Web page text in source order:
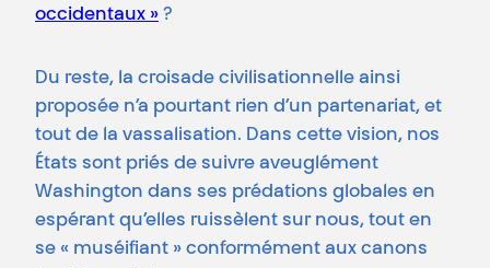
occidentaux » ?
Du reste, la croisade civilisationnelle ainsi
proposée n’a pourtant rien d’un partenariat, et
tout de la vassalisation. Dans cette vision, nos
États sont priés de suivre aveuglément
Washington dans ses prédations globales en
espérant qu’elles ruissèlent sur nous, tout en
se « muséifiant » conformément aux canons